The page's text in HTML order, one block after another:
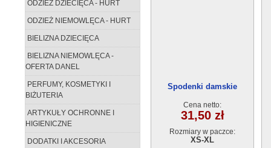
ODZIEŻ DZIECIĘCA - HURT
ODZIEŻ NIEMOWLĘCA - HURT
BIELIZNA DZIECIĘCA
BIELIZNA NIEMOWLĘCA -
OFERTA DANEL
PERFUMY, KOSMETYKI I
BIŻUTERIA
ARTYKUŁY OCHRONNE I
HIGIENICZNE
DODATKI I AKCESORIA
Spodenki damskie
Cena netto:
31,50 zł
Rozmiary w paczce:
XS-XL